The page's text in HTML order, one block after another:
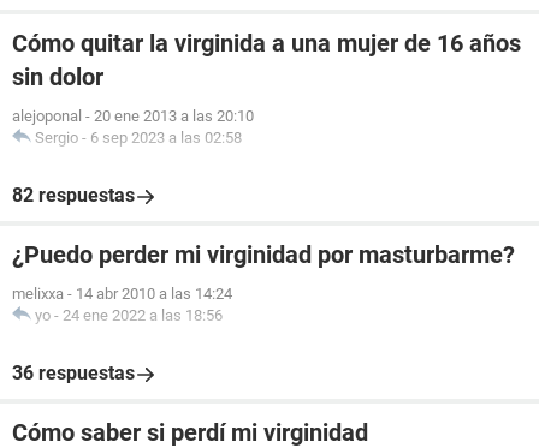
Cómo quitar la virginida a una mujer de 16 años
sin dolor
alejoponal - 20 ene 2013 a las 20:10
Sergio - 6 sep 2023 a las 02:58
82 respuestas
¿Puedo perder mi virginidad por masturbarme?
melixxa - 14 abr 2010 a las 14:24
yo - 24 ene 2022 a las 18:56
36 respuestas
Cómo saber si perdí mi virginidad